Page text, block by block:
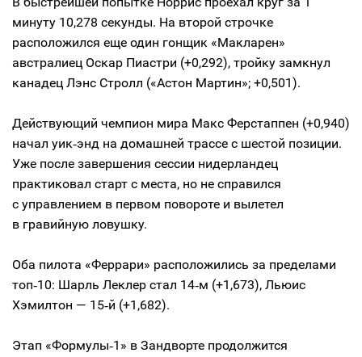
минуту 10,278 секунды. На второй строчке
расположился еще один гонщик «Макларен»
австралиец Оскар Пиастри (+0,292), тройку замкнул
канадец Лэнс Стролл («Астон Мартин»; +0,501).
Действующий чемпион мира Макс Ферстаппен (+0,940)
начал уик‑энд на домашней трассе с шестой позиции.
Уже после завершения сессии нидерландец
практиковал старт с места, но не справился
с управлением в первом повороте и вылетел
в гравийную ловушку.
Оба пилота «Феррари» расположились за пределами
топ‑10: Шарль Леклер стал 14‑м (+1,673), Льюис
Хэмилтон — 15‑й (+1,682).
Этап «Формулы‑1» в Зандворте продолжится